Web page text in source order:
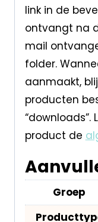
link in de
ontvangt na
mail
folder.
aanmaakt,
producten
product de
Groep